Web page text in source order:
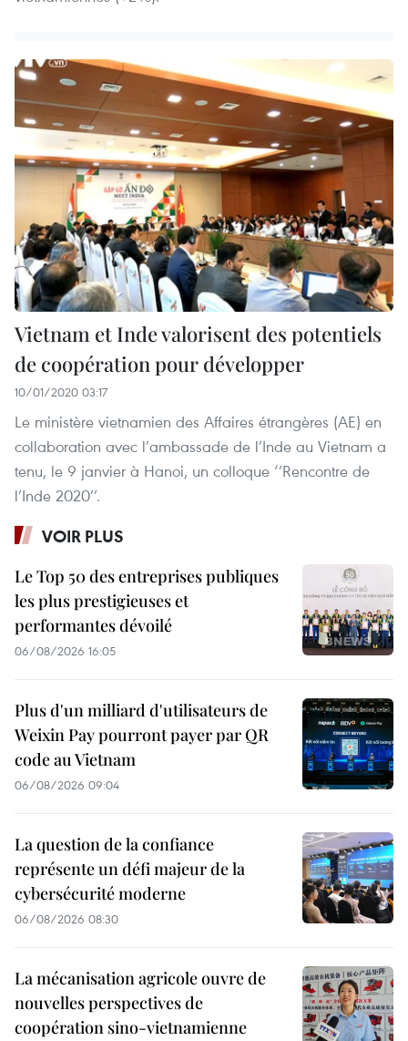
Vietnam et Inde valorisent des potentiels
de coopération pour développer
10/01/2020 03:17
Le ministère vietnamien des Affaires étrangères (AE) en
collaboration avec l’ambassade de l’Inde au Vietnam a
tenu, le 9 janvier à Hanoi, un colloque ‘’Rencontre de
l’Inde 2020’’.
VOIR PLUS
Le Top 50 des entreprises publiques
les plus prestigieuses et
performantes dévoilé
06/08/2026 16:05
Plus d'un milliard d'utilisateurs de
Weixin Pay pourront payer par QR
code au Vietnam
06/08/2026 09:04
La question de la confiance
représente un défi majeur de la
cybersécurité moderne
06/08/2026 08:30
La mécanisation agricole ouvre de
nouvelles perspectives de
coopération sino-vietnamienne